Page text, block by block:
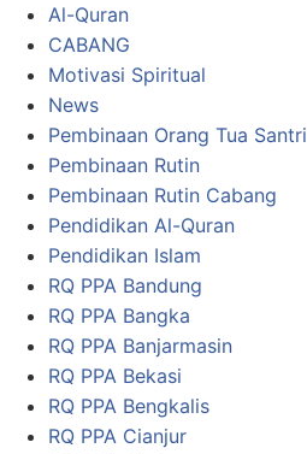
Al-Quran
CABANG
Motivasi Spiritual
News
Pembinaan Orang Tua Santri
Pembinaan Rutin
Pembinaan Rutin Cabang
Pendidikan Al-Quran
Pendidikan Islam
RQ PPA Bandung
RQ PPA Bangka
RQ PPA Banjarmasin
RQ PPA Bekasi
RQ PPA Bengkalis
RQ PPA Cianjur